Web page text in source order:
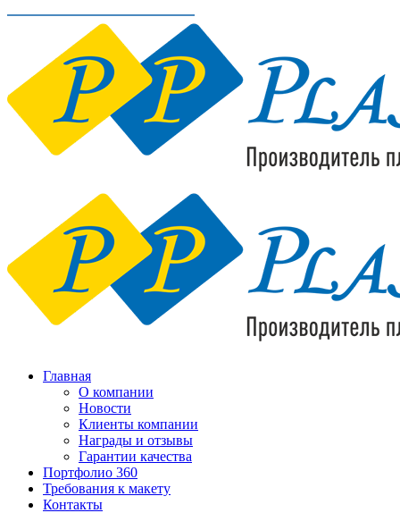
Главная
О компании
Новости
Клиенты компании
Награды и отзывы
Гарантии качества
Портфолио 360
Требования к макету
Контакты